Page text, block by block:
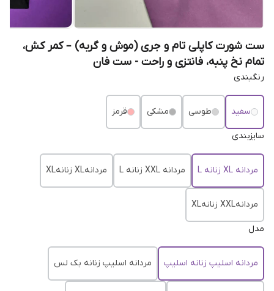
ست شورت کاپلی تام و جری (موش و گربه) – کمر کش،
تمام نخ پنبه، فانتزی و راحت - ست فان
رنگبندی
سفید طوسی مشکی قرمز
سایزبندی
مردانه XL زنانه L مردانه XXL زنانه L مردانهXL زنانهXL
مردانهXXL زنانهXL
مدل
مردانه اسلیپ زنانه اسلیپ مردانه اسلیپ زنانه بک لس